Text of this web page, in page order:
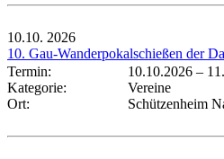
10.10. 2026
10. Gau-Wanderpokalschießen der
Termin:
10.10.2026 –
Kategorie:
Vereine
Ort:
Schützenheim